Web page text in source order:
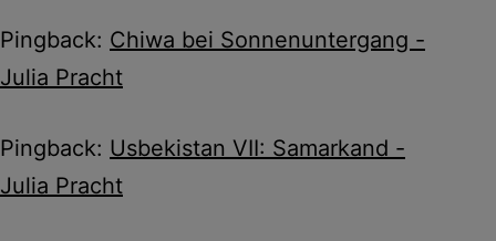
Pingback: Chiwa bei Sonnenuntergang -
Julia Pracht
Pingback: Usbekistan VII: Samarkand -
Julia Pracht